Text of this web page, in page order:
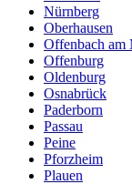
Nürnberg
Oberhausen
Offenbach am
Offenburg
Oldenburg
Osnabrück
Paderborn
Passau
Peine
Pforzheim
Plauen